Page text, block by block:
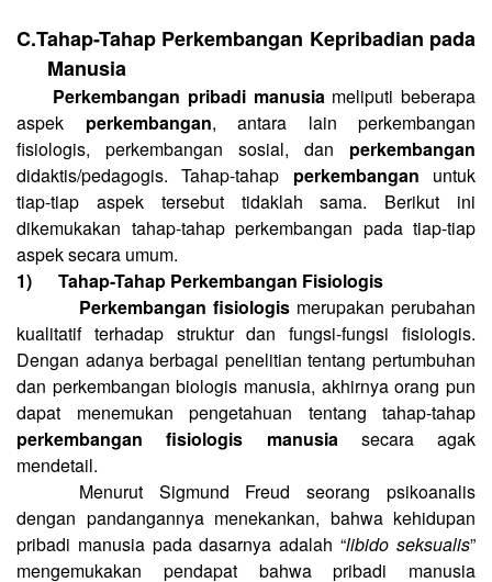
C.Tahap-Tahap Perkembangan Kepribadian pada
Manusia
Perkembangan pribadi manusiameliputi beberapa
aspek perkembangan, antara lain perkembangan
fisiologis, perkembangan sosial, dan perkembangan
didaktis/pedagogis. Tahap-tahap perkembangan untuk
tiap-tiap aspek tersebut tidaklah sama. Berikut ini
dikemukakan tahap-tahap perkembangan pada tiap-tiap
aspek secara umum.
1)
Tahap-Tahap Perkembangan Fisiologis
Perkembangan fisiologismerupakan perubahan
kualitatif terhadap struktur dan fungsi-fungsi fisiologis.
Dengan adanya berbagai penelitian tentang pertumbuhan
dan perkembangan biologis manusia, akhirnya orang pun
dapat menemukan pengetahuan tentang tahap-tahap
perkembangan fisiologis manusiasecara agak
mendetail.
Menurut Sigmund Freud seorang psikoanalis
dengan pandangannya menekankan, bahwa kehidupan
pribadi manusia pada dasarnya adalah “libido seksualis”
mengemukakan pendapat bahwa pribadi manusia